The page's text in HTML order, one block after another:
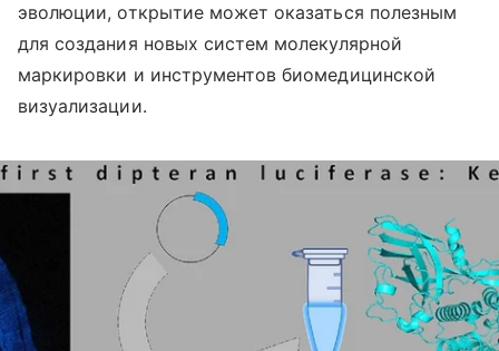
эволюции, открытие может оказаться полезным
для создания новых систем молекулярной
маркировки и инструментов биомедицинской
визуализации.